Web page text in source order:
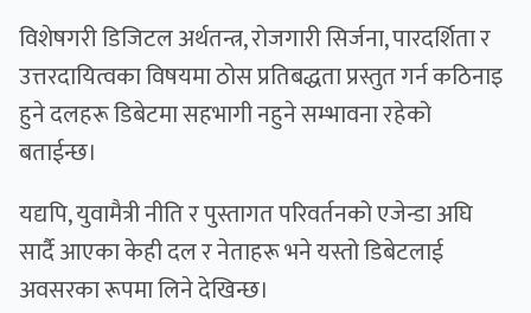
विशेषगरी डिजिटल अर्थतन्त्र, रोजगारी सिर्जना, पारदर्शिता र
उत्तरदायित्वका विषयमा ठोस प्रतिबद्धता प्रस्तुत गर्न कठिनाइ
हुने दलहरू डिबेटमा सहभागी नहुने सम्भावना रहेको
बताईन्छ।
यद्यपि, युवामैत्री नीति र पुस्तागत परिवर्तनको एजेन्डा अघि
सार्दै आएका केही दल र नेताहरू भने यस्तो डिबेटलाई
अवसरका रूपमा लिने देखिन्छ।